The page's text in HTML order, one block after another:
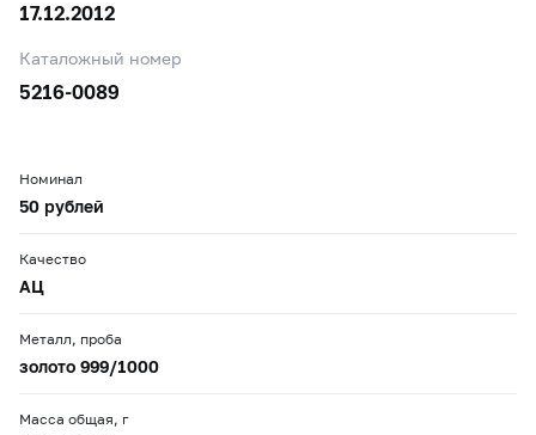
17.12.2012
Каталожный номер
5216-0089
Номинал
50 рублей
Качество
АЦ
Металл, проба
золото 999/1000
Масса общая, г